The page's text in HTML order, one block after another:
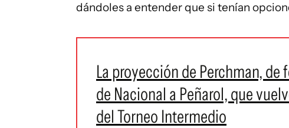
dándoles a entender que si tenían
La proyección de Perchman,
de Nacional a Peñarol, que
del Torneo Intermedio